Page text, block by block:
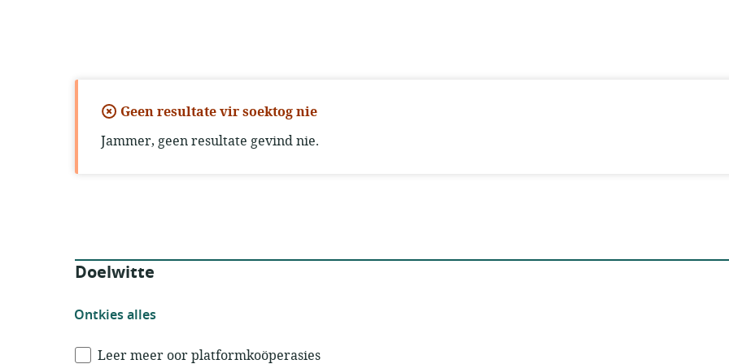
Geen resultate vir soektog nie
Jammer, geen resultate gevind nie.
Filters
Doelwitte
Ontkies allesOntkies
Doelwitte
Leer meer oor platformkoöperasies